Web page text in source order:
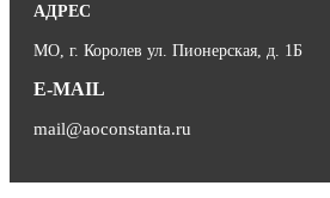
АДРЕС
МО, г. Королев ул. Пионерская, д. 1Б
E-MAIL
mail@aoconstanta.ru